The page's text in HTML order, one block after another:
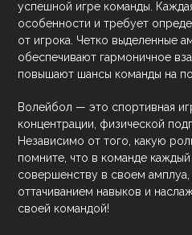
успешной игре команды.
особенности и требует
от игрока. Четко выделенные
обеспечивают гармоничное
повышают шансы команды на
Волейбол — это спортивная
концентрации, физической
Независимо от того, какую
помните, что в команде
совершенству в своем амплуа,
оттачиванием навыков и
своей командой!